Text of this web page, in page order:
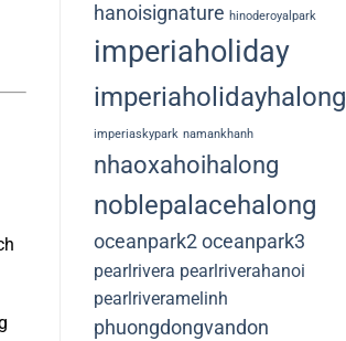
hanoisignature hinoderoyalpark
imperiaholiday
imperiaholidayhalong
imperiaskypark namankhanh
nhaoxahoihalong
noblepalacehalong
oceanpark2 oceanpark3
pearlrivera pearlriverahanoi
pearlriveramelinh
phuongdongvandon